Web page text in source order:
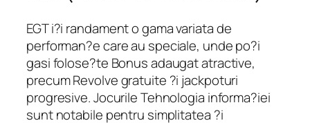
EGT i?i randament o gama variata de
performan?e care au speciale, unde po?i
gasi folose?te Bonus adaugat atractive,
precum Revolve gratuite ?i jackpoturi
progresive. Jocurile Tehnologia informa?iei
sunt notabile pentru simplitatea ?i